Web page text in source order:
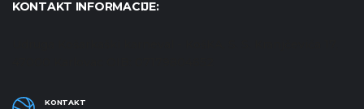
KONTAKT INFORMACIJE:
KONTAKT